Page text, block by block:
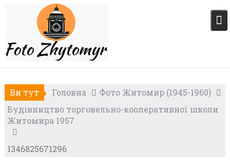
Ви тут Головна
Фото Житомир (1945-1960)
Будівництво торговельно-кооперативної школи
Житомира 1957
1346825671296